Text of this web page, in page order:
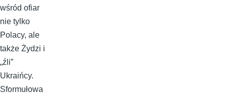
wśród ofiar
nie tylko
Polacy, ale
także Żydzi i
„źli”
Ukraińcy.
Sformułowa